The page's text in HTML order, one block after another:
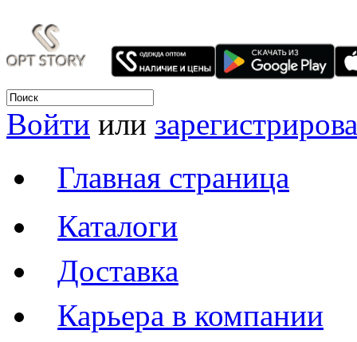
Войти или
Главная страница
Каталоги
Доставка
Карьера в компании